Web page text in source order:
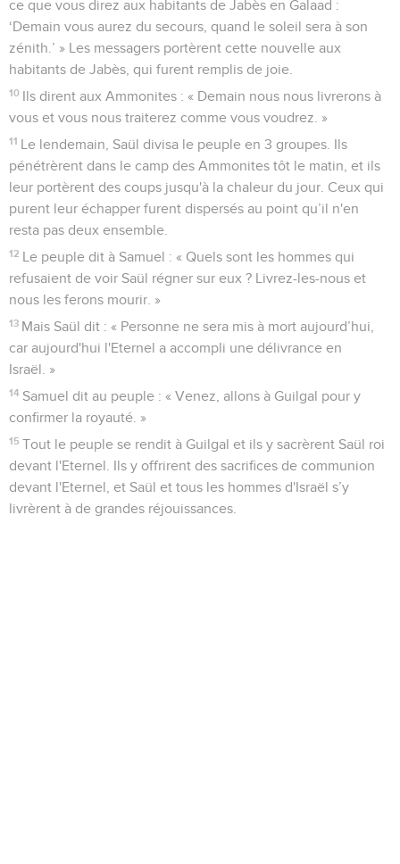
ce que vous direz aux habitants de Jabès en Galaad :
‘Demain vous aurez du secours, quand le soleil sera à son
zénith.’ » Les messagers portèrent cette nouvelle aux
habitants de Jabès, qui furent remplis de joie.
10 Ils dirent aux Ammonites : « Demain nous nous livrerons à
vous et vous nous traiterez comme vous voudrez. »
11 Le lendemain, Saül divisa le peuple en 3 groupes. Ils
pénétrèrent dans le camp des Ammonites tôt le matin, et ils
leur portèrent des coups jusqu'à la chaleur du jour. Ceux qui
purent leur échapper furent dispersés au point qu’il n'en
resta pas deux ensemble.
12 Le peuple dit à Samuel : « Quels sont les hommes qui
refusaient de voir Saül régner sur eux ? Livrez-les-nous et
nous les ferons mourir. »
13 Mais Saül dit : « Personne ne sera mis à mort aujourd’hui,
car aujourd'hui l'Eternel a accompli une délivrance en
Israël. »
14 Samuel dit au peuple : « Venez, allons à Guilgal pour y
confirmer la royauté. »
15 Tout le peuple se rendit à Guilgal et ils y sacrèrent Saül roi
devant l'Eternel. Ils y offrirent des sacrifices de communion
devant l'Eternel, et Saül et tous les hommes d'Israël s’y
livrèrent à de grandes réjouissances.